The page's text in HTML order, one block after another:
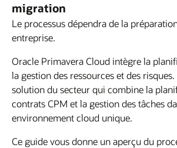
migration
Le processus dépendra de la
entreprise.
Oracle Primavera Cloud intègre la
la gestion des ressources et des risques.
solution du secteur qui combine la
contrats CPM et la gestion des tâches
environnement cloud unique.
Ce guide vous donne un aperçu du